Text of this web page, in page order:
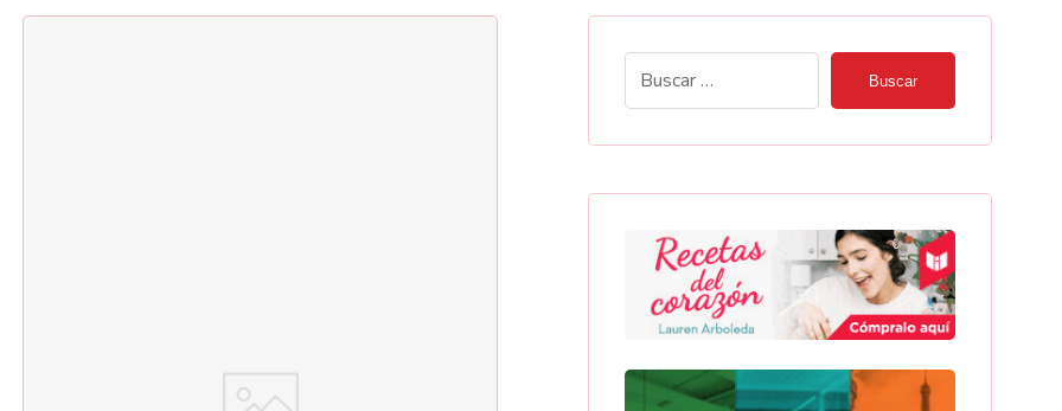
Buscar